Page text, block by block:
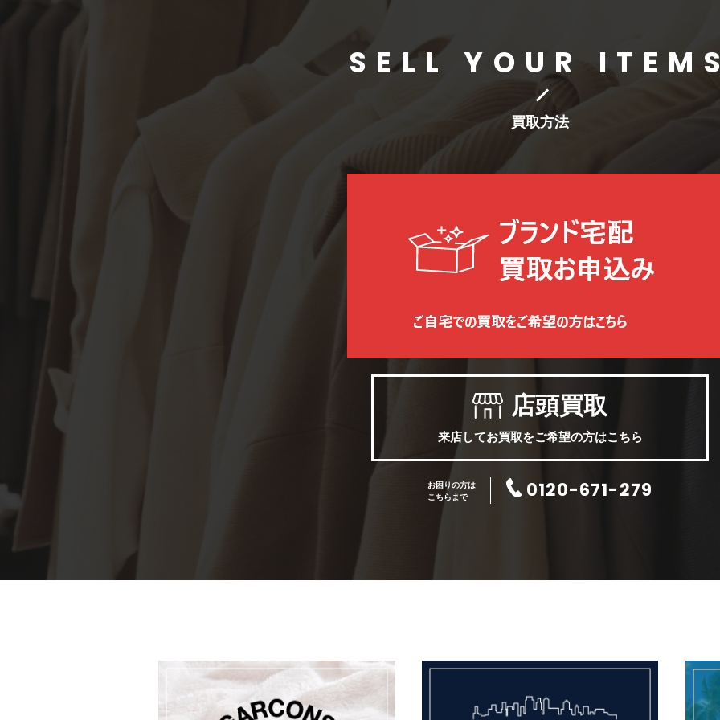
SELL YOUR
買取方法
店頭買取
来店してお買取をご希望の方はこちら
お困りの方は
こちらまで
0120-671-279